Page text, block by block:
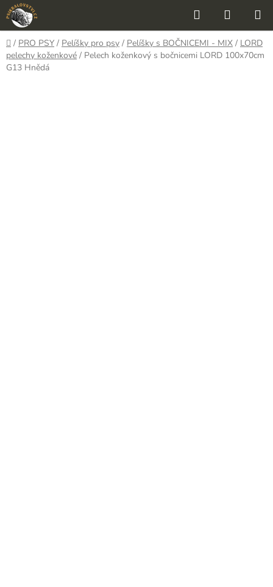
Přejít
na
obsah
Hledat
KOŠÍK
Domů
/ PRO PSY / Pelíšky pro psy / Pelíšky s BOČNICEMI - MIX / LORD
pelechy koženkové / Pelech koženkový s bočnicemi LORD 100x70cm
G13 Hnědá